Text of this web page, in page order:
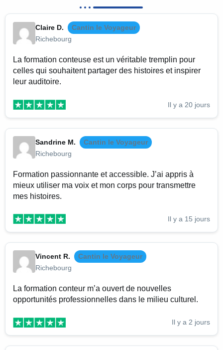
Claire D.
Cantin le Voyageur
Richebourg
La formation conteuse est un véritable tremplin pour
celles qui souhaitent partager des histoires et inspirer
leur auditoire.
Il y a 20 jours
Sandrine M.
Cantin le Voyageur
Richebourg
Formation passionnante et accessible. J’ai appris à
mieux utiliser ma voix et mon corps pour transmettre
mes histoires.
Il y a 15 jours
Vincent R.
Cantin le Voyageur
Richebourg
La formation conteur m’a ouvert de nouvelles
opportunités professionnelles dans le milieu culturel.
Il y a 2 jours